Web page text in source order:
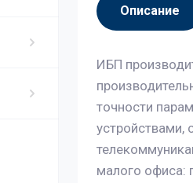
Описание
ИБП
точности
устройствами,
малого офиса: